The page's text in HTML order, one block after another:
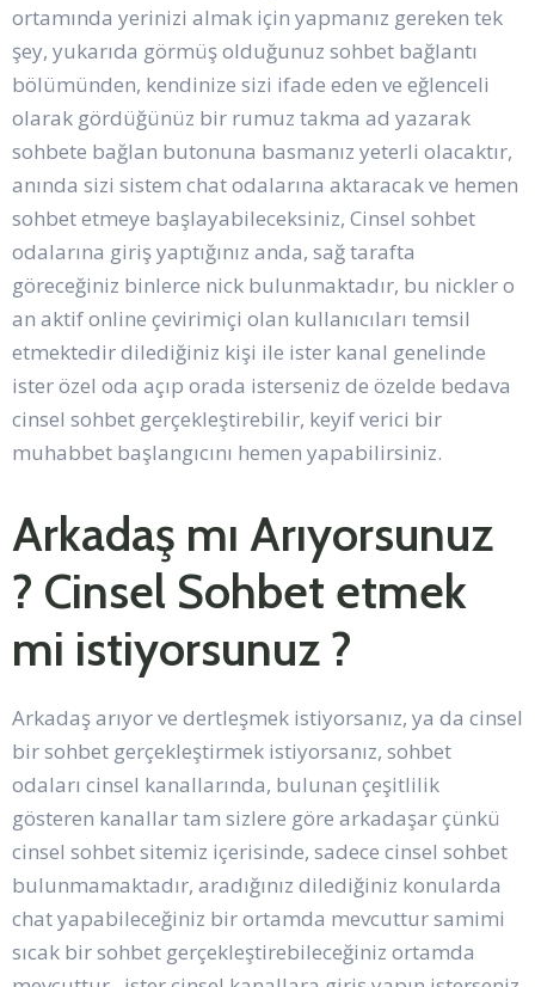
ortamında yerinizi almak için yapmanız gereken tek
şey, yukarıda görmüş olduğunuz sohbet bağlantı
bölümünden, kendinize sizi ifade eden ve eğlenceli
olarak gördüğünüz bir rumuz takma ad yazarak
sohbete bağlan butonuna basmanız yeterli olacaktır,
anında sizi sistem chat odalarına aktaracak ve hemen
sohbet etmeye başlayabileceksiniz, Cinsel sohbet
odalarına giriş yaptığınız anda, sağ tarafta
göreceğiniz binlerce nick bulunmaktadır, bu nickler o
an aktif online çevirimiçi olan kullanıcıları temsil
etmektedir dilediğiniz kişi ile ister kanal genelinde
ister özel oda açıp orada isterseniz de özelde bedava
cinsel sohbet gerçekleştirebilir, keyif verici bir
muhabbet başlangıcını hemen yapabilirsiniz.
Arkadaş mı Arıyorsunuz
? Cinsel Sohbet etmek
mi istiyorsunuz ?
Arkadaş arıyor ve dertleşmek istiyorsanız, ya da cinsel
bir sohbet gerçekleştirmek istiyorsanız, sohbet
odaları cinsel kanallarında, bulunan çeşitlilik
gösteren kanallar tam sizlere göre arkadaşar çünkü
cinsel sohbet sitemiz içerisinde, sadece cinsel sohbet
bulunmamaktadır, aradığınız dilediğiniz konularda
chat yapabileceğiniz bir ortamda mevcuttur samimi
sıcak bir sohbet gerçekleştirebileceğiniz ortamda